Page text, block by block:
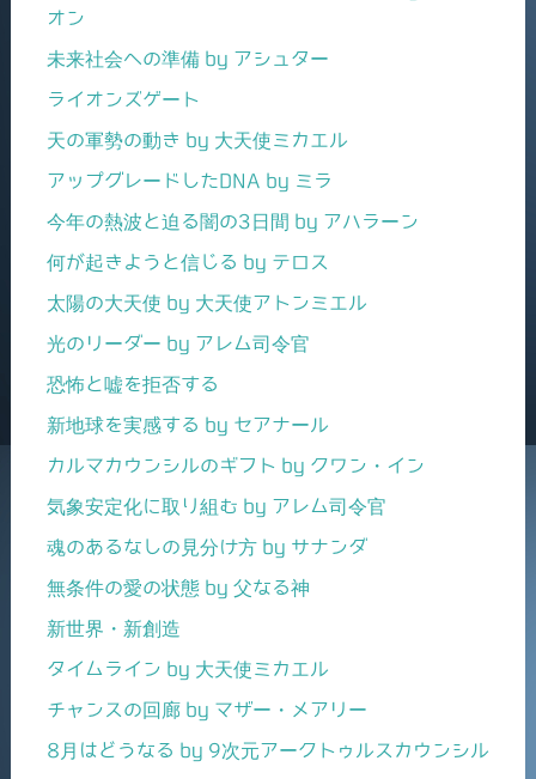
オン
未来社会への準備 by アシュター
ライオンズゲート
天の軍勢の動き by 大天使ミカエル
アップグレードしたDNA by ミラ
今年の熱波と迫る闇の3日間 by アハラーン
何が起きようと信じる by テロス
太陽の大天使 by 大天使アトンミエル
光のリーダー by アレム司令官
恐怖と嘘を拒否する
新地球を実感する by セアナール
カルマカウンシルのギフト by クワン・イン
気象安定化に取り組む by アレム司令官
魂のあるなしの見分け方 by サナンダ
無条件の愛の状態 by 父なる神
新世界・新創造
タイムライン by 大天使ミカエル
チャンスの回廊 by マザー・メアリー
8月はどうなる by 9次元アークトゥルスカウンシル